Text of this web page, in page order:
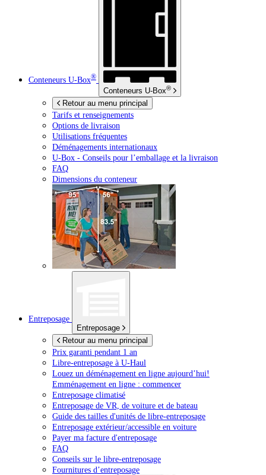
Conteneurs U-Box®
Conteneurs U-Box®
Retour au menu principal
Tarifs et renseignements
Options de livraison
Utilisations fréquentes
Déménagements internationaux
U-Box - Conseils pour l’emballage et la livraison
FAQ
Dimensions du conteneur
Entreposage
Entreposage
Retour au menu principal
Prix garanti pendant 1 an
Libre-entreposage à U-Haul
Louez un déménagement en ligne aujourd’hui!
Emménagement en ligne : commencer
Entreposage climatisé
Entreposage de VR, de voiture et de bateau
Guide des tailles d'unités de libre-entreposage
Entreposage extérieur/accessible en voiture
Payer ma facture d'entreposage
FAQ
Conseils sur le libre-entreposage
Fournitures d’entreposage